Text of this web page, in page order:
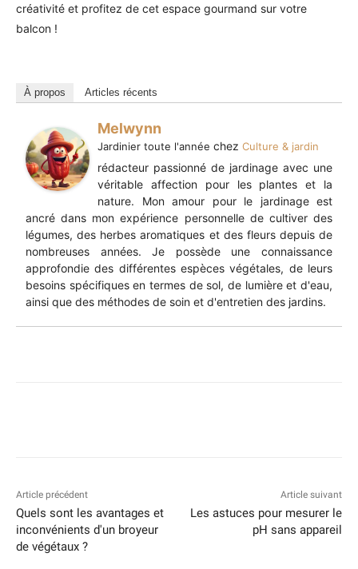
créativité et profitez de cet espace gourmand sur votre
balcon !
À propos Articles récents
Melwynn
Jardinier toute l'année chez Culture & jardin
rédacteur passionné de jardinage avec une
véritable affection pour les plantes et la
nature. Mon amour pour le jardinage est
ancré dans mon expérience personnelle de cultiver des
légumes, des herbes aromatiques et des fleurs depuis de
nombreuses années. Je possède une connaissance
approfondie des différentes espèces végétales, de leurs
besoins spécifiques en termes de sol, de lumière et d'eau,
ainsi que des méthodes de soin et d'entretien des jardins.
Article précédent
Quels sont les avantages et
inconvénients d'un broyeur
de végétaux ?
Article suivant
Les astuces pour mesurer le
pH sans appareil